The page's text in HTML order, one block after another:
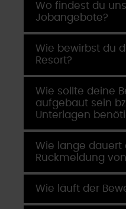
Wo findest du
Jobangebote?
Wie bewirbst du
Resort?
Wie sollte deine
aufgebaut sein
Unterlagen
Wie lange dauert
Rückmeldung
Wie läuft der